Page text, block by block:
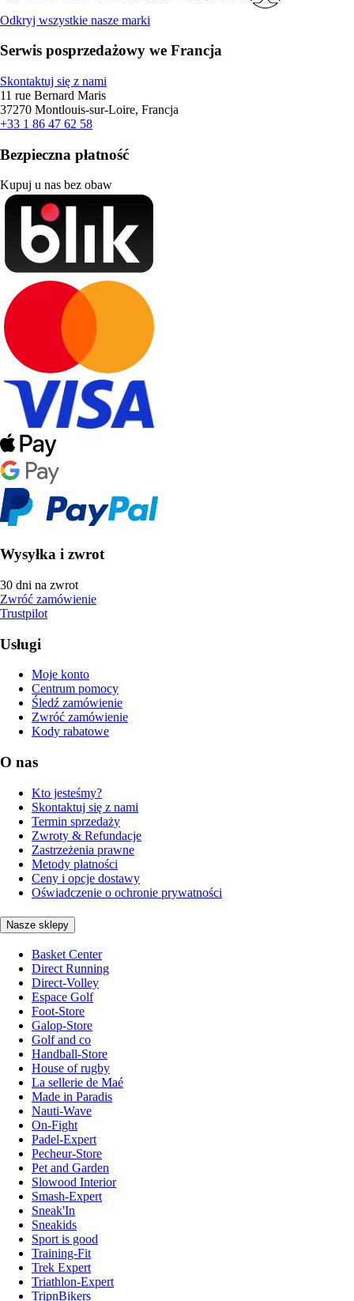
Odkryj wszystkie nasze marki
Serwis posprzedażowy we Francja
Skontaktuj się z nami
11 rue Bernard Maris
37270 Montlouis-sur-Loire, Francja
+33 1 86 47 62 58
Bezpieczna płatność
Kupuj u nas bez obaw
Wysyłka i zwrot
30 dni na zwrot
Zwróć zamówienie
Trustpilot
Usługi
Moje konto
Centrum pomocy
Śledź zamówienie
Zwróć zamówienie
Kody rabatowe
O nas
Kto jesteśmy?
Skontaktuj się z nami
Termin sprzedaży
Zwroty & Refundacje
Zastrzeżenia prawne
Metody płatności
Ceny i opcje dostawy
Oświadczenie o ochronie prywatności
Nasze sklepy
Basket Center
Direct Running
Direct-Volley
Espace Golf
Foot-Store
Galop-Store
Golf and co
Handball-Store
House of rugby
La sellerie de Maé
Made in Paradis
Nauti-Wave
On-Fight
Padel-Expert
Pecheur-Store
Pet and Garden
Slowood Interior
Smash-Expert
Sneak'In
Sneakids
Sport is good
Training-Fit
Trek Expert
Triathlon-Expert
TripnBikers